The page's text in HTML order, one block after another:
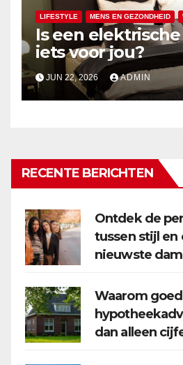
LIFESTYLE MENS EN GEZONDHEID
Is een
iets voor jou?
JUN 22, 2026 ADMIN
RECENTE BERICHTEN
Ontdek de
tussen stijl
nieuwste
Waarom goed
dan alleen